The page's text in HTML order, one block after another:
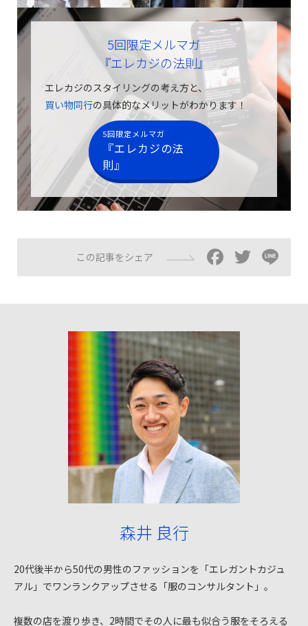
5回限定メルマガ
『エレカジの法則』
エレカジのスタイリングの考え方と、
買い物同行の具体的なメリットがわかります！
5回限定メルマガ
『エレカジの法
則』
この記事をシェア
森井 良行
20代後半から50代の男性のファッションを「エレガントカジュ
アル」でワンランクアップさせる「服のコンサルタント」。
複数の店を渡り歩き、2時間でその人に最も似合う服をそろえる